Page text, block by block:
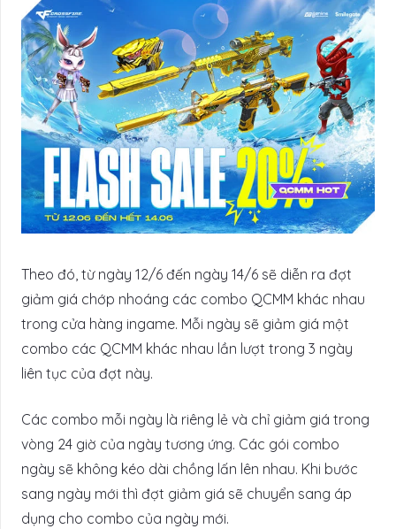
Theo đó, từ ngày 12/6 đến ngày 14/6 sẽ diễn ra đợt
giảm giá chớp nhoáng các combo QCMM khác nhau
trong cửa hàng ingame. Mỗi ngày sẽ giảm giá một
combo các QCMM khác nhau lần lượt trong 3 ngày
liên tục của đợt này.
Các combo mỗi ngày là riêng lẻ và chỉ giảm giá trong
vòng 24 giờ của ngày tương ứng. Các gói combo
ngày sẽ không kéo dài chồng lấn lên nhau. Khi bước
sang ngày mới thì đợt giảm giá sẽ chuyển sang áp
dụng cho combo của ngày mới.